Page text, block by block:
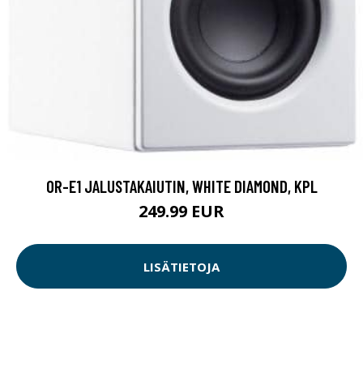
OR-E1 JALUSTAKAIUTIN, WHITE DIAMOND, KPL
249.99 EUR
LISÄTIETOJA